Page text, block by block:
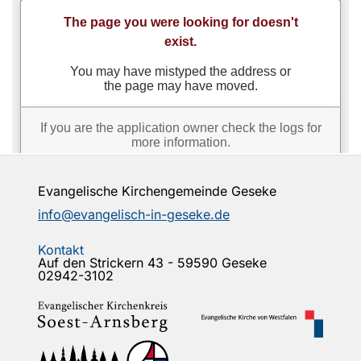
Evangelische Kirchengemeinde Geseke
info@evangelisch-in-geseke.de
Kontakt
Auf den Strickern 43 - 59590 Geseke
02942-3102